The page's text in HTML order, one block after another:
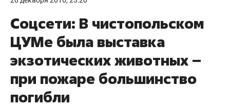
Соцсети: В чистопольском
ЦУМе была выставка
экзотических животных –
при пожаре большинство
погибли